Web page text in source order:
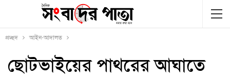
প্রচ্ছদ আইন-আদালত
ছোটভাইয়ের পাথরের আঘাতে